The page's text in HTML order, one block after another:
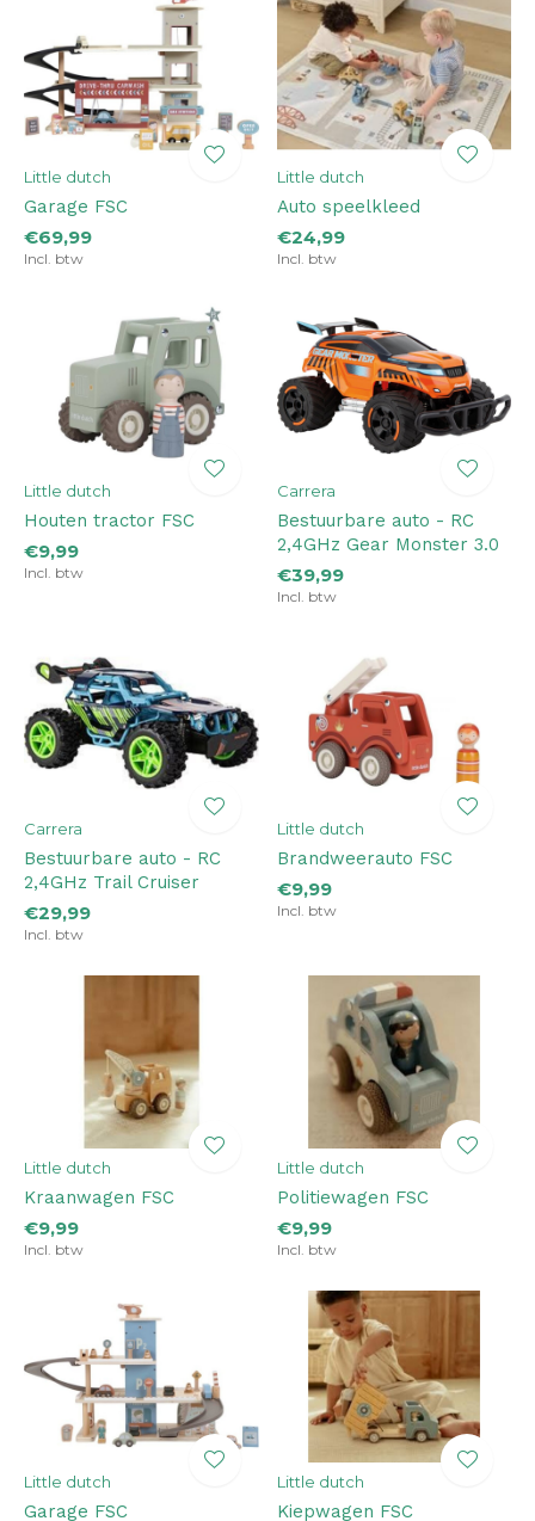
Little dutch
Garage FSC
€69,99
Incl. btw
Little dutch
Auto speelkleed
€24,99
Incl. btw
Little dutch
Houten tractor FSC
€9,99
Incl. btw
Carrera
Bestuurbare auto - RC
2,4GHz Gear Monster 3.0
€39,99
Incl. btw
Carrera
Bestuurbare auto - RC
2,4GHz Trail Cruiser
€29,99
Incl. btw
Little dutch
Brandweerauto FSC
€9,99
Incl. btw
Little dutch
Kraanwagen FSC
€9,99
Incl. btw
Little dutch
Politiewagen FSC
€9,99
Incl. btw
Little dutch
Garage FSC
Little dutch
Kiepwagen FSC